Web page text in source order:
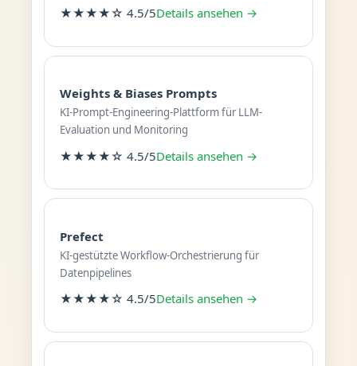
★★★★☆ 4.5/5Details ansehen →
Weights & Biases Prompts
KI-Prompt-Engineering-Plattform für LLM-
Evaluation und Monitoring
★★★★☆ 4.5/5Details ansehen →
Prefect
KI-gestützte Workflow-Orchestrierung für
Datenpipelines
★★★★☆ 4.5/5Details ansehen →